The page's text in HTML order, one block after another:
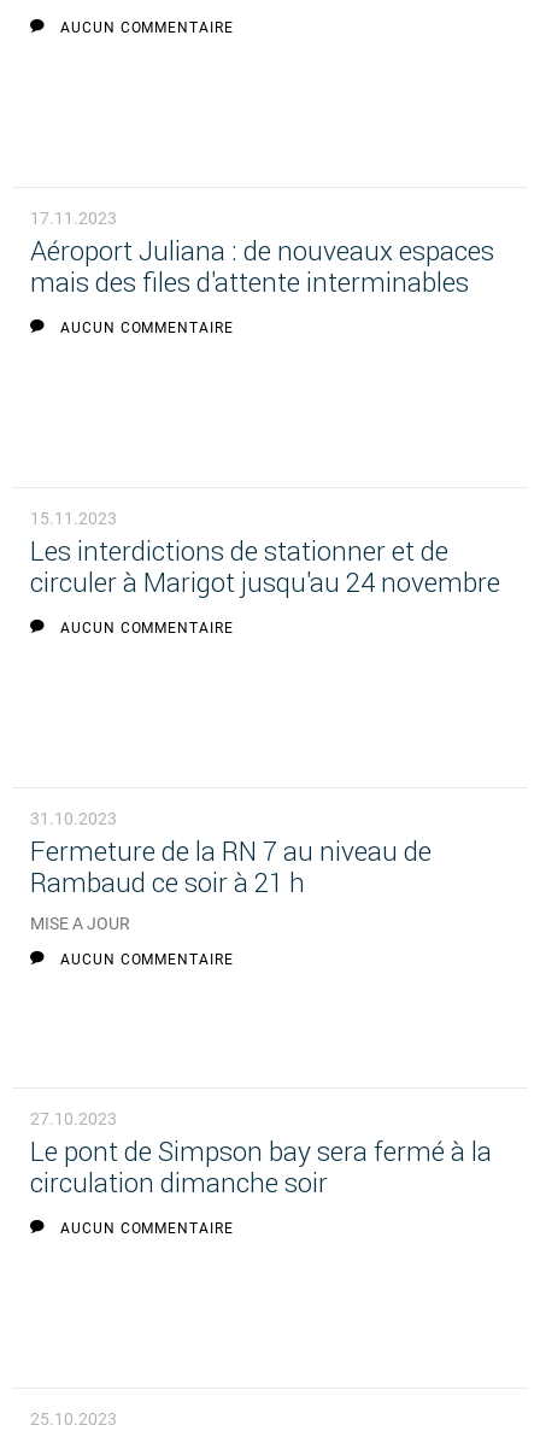
AUCUN COMMENTAIRE
17.11.2023
Aéroport Juliana : de nouveaux espaces
mais des files d'attente interminables
AUCUN COMMENTAIRE
15.11.2023
Les interdictions de stationner et de
circuler à Marigot jusqu'au 24 novembre
AUCUN COMMENTAIRE
31.10.2023
Fermeture de la RN 7 au niveau de
Rambaud ce soir à 21 h
MISE A JOUR
AUCUN COMMENTAIRE
27.10.2023
Le pont de Simpson bay sera fermé à la
circulation dimanche soir
AUCUN COMMENTAIRE
25.10.2023